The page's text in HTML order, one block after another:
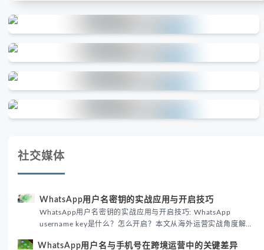
社交媒体
WhatsApp用户名密钥的实战应用与开启技巧
WhatsApp用户名密钥的实战应用与开启技巧: WhatsApp
username key是什么？怎么开启？本文从海外运营实战角度解析
境团队高效触达目标客户。
WhatsApp用户名与手机号在跨境运营中的关键差异